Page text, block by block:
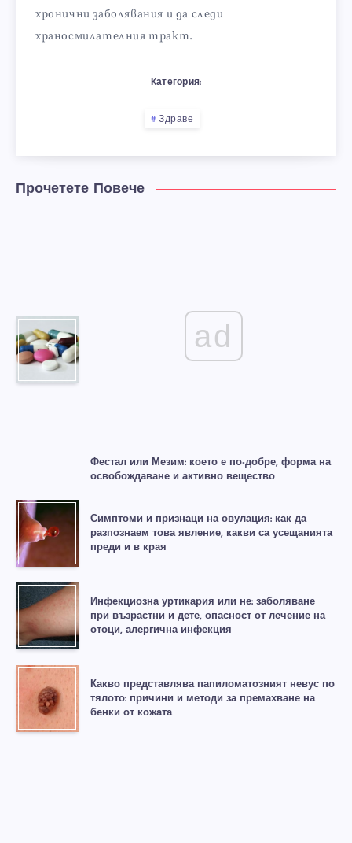
хронични заболявания и да следи
храносмилателния тракт.
Категория:
Здраве
Прочетете Повече
ad
Фестал или Мезим: което е по-добре, форма на
освобождаване и активно вещество
Симптоми и признаци на овулация: как да
разпознаем това явление, какви са усещанията
преди и в края
Инфекциозна уртикария или не: заболяване
при възрастни и дете, опасност от лечение на
отоци, алергична инфекция
Какво представлява папиломатозният невус по
тялото: причини и методи за премахване на
бенки от кожата